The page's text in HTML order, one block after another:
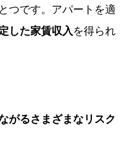
つです。アパートを適
した家賃収入 を得られ
がるさまざまなリスク